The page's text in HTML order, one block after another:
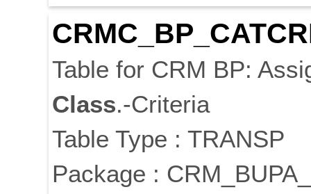
Table for CRM BP:
Class.-Criteria
Table Type : TRANSP
Package : CRM_BUPA_